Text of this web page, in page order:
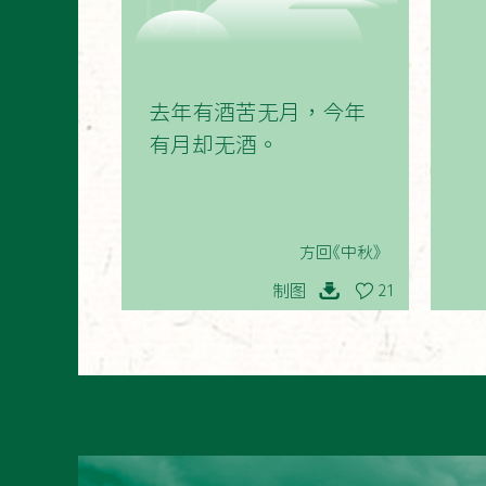
去年有酒苦无月，今年
有月却无酒。
方回《中秋》
制图 21